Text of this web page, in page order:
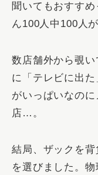
聞いてもおすす
ん100人中100人
数店舗外から覗
に「テレビに出
がいっぱいなの
店…。
結局、ザックを
を選びました。物